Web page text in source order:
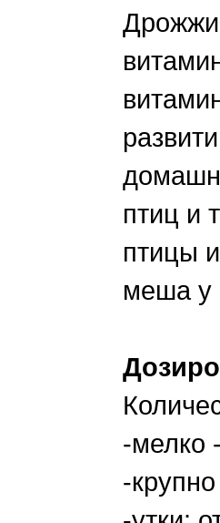
Дрожжи
птиц и
птицы
меша у
-мелко
-